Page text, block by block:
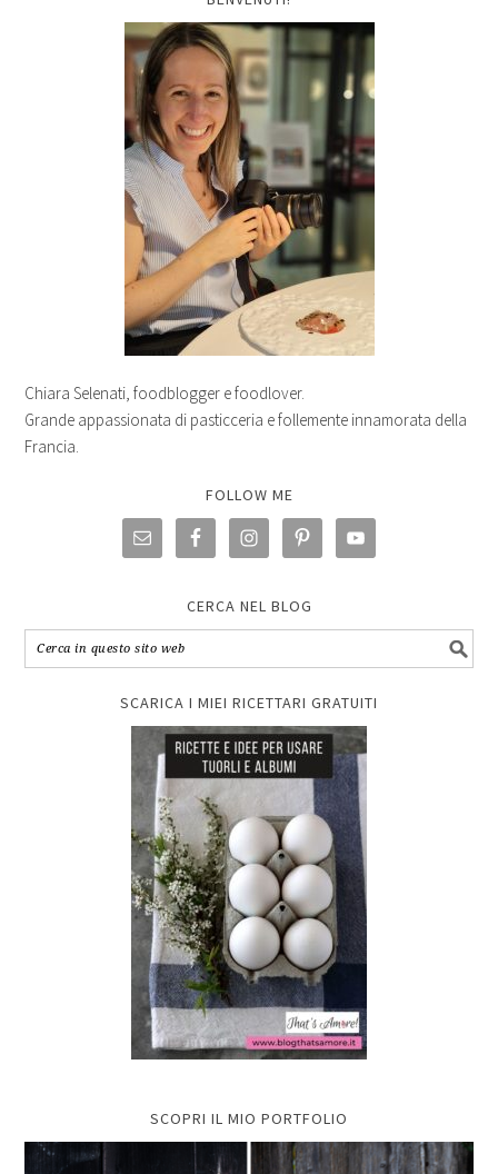
Chiara Selenati, foodblogger e foodlover.
Grande appassionata di pasticceria e follemente innamorata della
Francia.
FOLLOW ME
CERCA NEL BLOG
SCARICA I MIEI RICETTARI GRATUITI
SCOPRI IL MIO PORTFOLIO